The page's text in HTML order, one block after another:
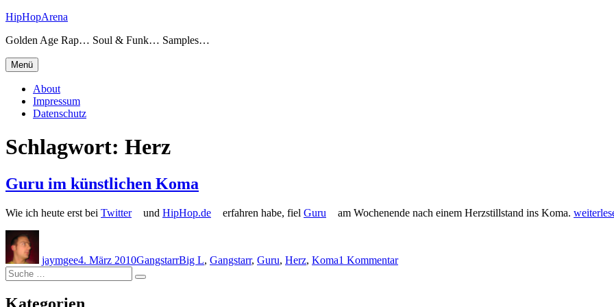
Zum
springen
HipHopArena
Golden Age Rap… Soul & Funk… Samples…
Menü
About
Impressum
Datenschutz
Schlagwort: Herz
Guru im künstlichen Koma
Wie ich heute erst bei Twitter und HipHop.de erfahren habe, fiel Guru am Wochenende nach einem Herzstillstand ins Koma. „Guru
jaymgee4. März 2010GangstarrBig L, Gangstarr, Guru, Herz, Koma1 Kommentarim
Suche
nach:
Suche
Kategorien